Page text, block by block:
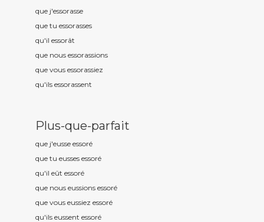
que j'essorasse
que tu essorasses
qu'il essorât
que nous essorassions
que vous essorassiez
qu'ils essorassent
Plus-que-parfait
que j'eusse essoré
que tu eusses essoré
qu'il eût essoré
que nous eussions essoré
que vous eussiez essoré
qu'ils eussent essoré